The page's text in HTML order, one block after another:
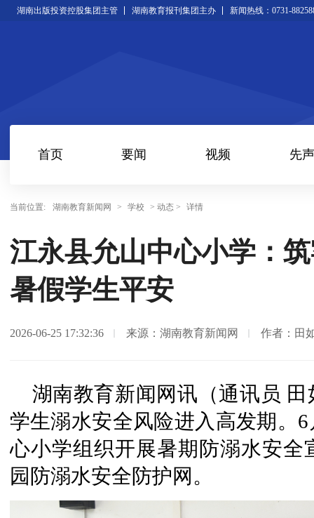
湖南出版投资控股集团主管 湖南教育报刊集团主办 新闻热线：0731-
首页 要闻 视频 先声
当前位置: 湖南教育新闻网 > 学校 > 动态 > 详情
江永县允山中心小学：
暑假学生平安
2026-06-25 17:32:36 来源：湖南教育新闻网 作者：田
湖南教育新闻网讯（通讯员
学生溺水安全风险进入高发期。
心小学组织开展暑期防溺水安
园防溺水安全防护网。